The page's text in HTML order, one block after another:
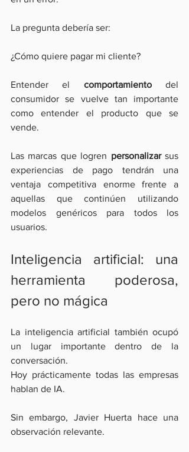
La pregunta debería ser:
¿Cómo quiere pagar mi cliente?
Entender el comportamiento del
consumidor se vuelve tan importante
como entender el producto que se
vende.
Las marcas que logren personalizar sus
experiencias de pago tendrán una
ventaja competitiva enorme frente a
aquellas que continúen utilizando
modelos genéricos para todos los
usuarios.
Inteligencia artificial: una
herramienta poderosa,
pero no mágica
La inteligencia artificial también ocupó
un lugar importante dentro de la
conversación.
Hoy prácticamente todas las empresas
hablan de IA.
Sin embargo, Javier Huerta hace una
observación relevante.